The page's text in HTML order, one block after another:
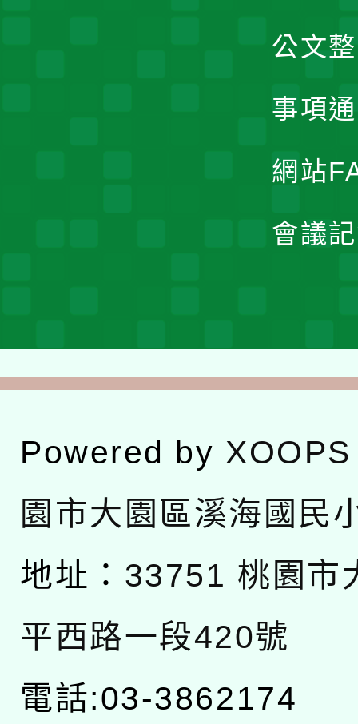
公文
事項
網站
會議
Powered by XOOPS
園市大園區溪海國民
地址： 33751 桃園市
平西路一段420號
電話:03-3862174